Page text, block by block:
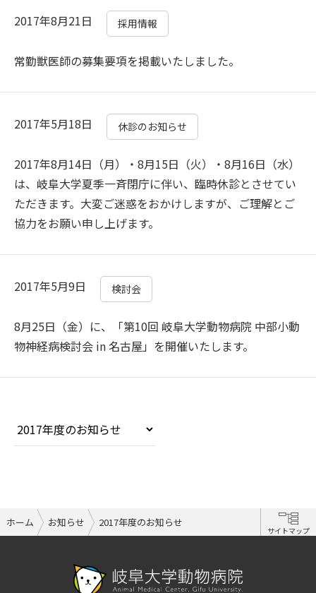
2017年8月21日 採用情報
常勤獣医師の募集要項を掲載いたしました。
2017年5月18日 休診のお知らせ
2017年8月14日（月）・8月15日（火）・8月16日（水）
は、岐阜大学夏季一斉閉庁に伴い、臨時休診とさせてい
ただきます。大変ご迷惑をおかけしますが、ご理解とご
協力をお願い申し上げます。
2017年5月9日 検討会
8月25日（金）に、「第10回 岐阜大学動物病院 中部小動
物神経病検討会 in 名古屋」を開催いたします。
年度を選択
ホーム お知らせ 2017年度のお知らせ
サイトマップ